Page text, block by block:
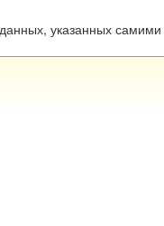
указанных